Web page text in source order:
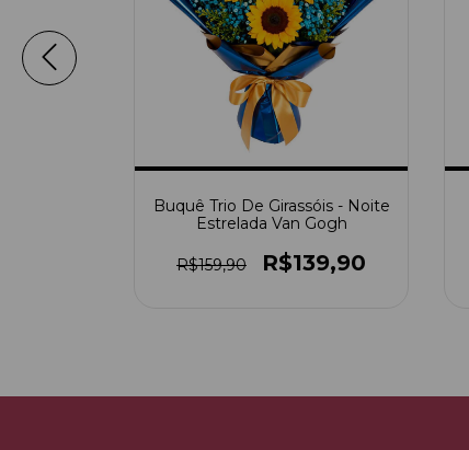
Buquê Trio De Girassóis - Noite
Estrelada Van Gogh
R$159,90 R$139,90